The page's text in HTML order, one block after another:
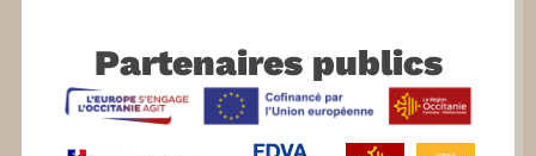
Partenaires publics